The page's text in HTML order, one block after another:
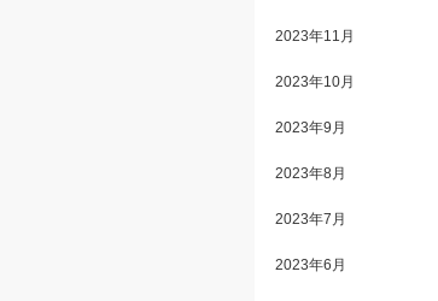
2023年11月
2023年10月
2023年9月
2023年8月
2023年7月
2023年6月